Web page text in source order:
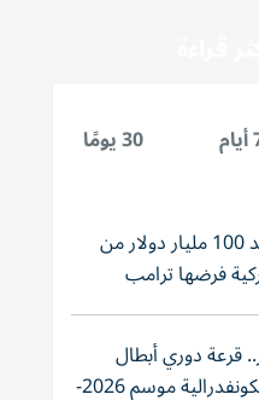
30 يومًا
أمريكا تعيد 100 مليار دولار من
فرضها ترامب
قرعة دوري أبطال
إفريقيا والكونفدرالية موسم 2026-